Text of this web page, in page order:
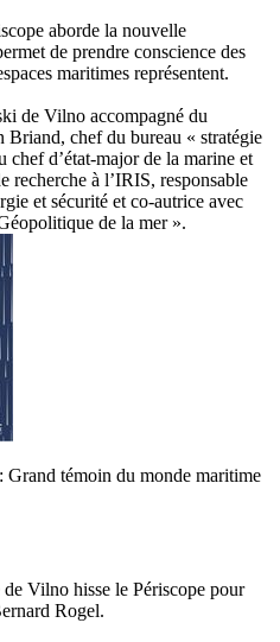
aborde la nouvelle
de prendre conscience des
maritimes représentent.
de Vilno accompagné du
Briand, chef du bureau « stratégie
chef d’état-major de la marine et
recherche à l’IRIS, responsable
et sécurité et co-autrice avec
de la mer ».
témoin du monde maritime
Vilno hisse le Périscope pour
Rogel.